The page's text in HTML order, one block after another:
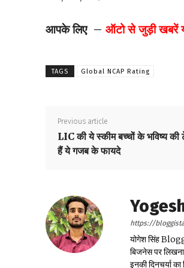
आपके लिए – ऑटो से जुड़ी खबरें
TAGS Global NCAP Rating
Previous article
LIC की ये स्कीम बच्चों के भविष्य
हैं ये गजब के फायदे
https://
योगेश सिंह
बिजनेस पर
इनकी दिनचर्या का